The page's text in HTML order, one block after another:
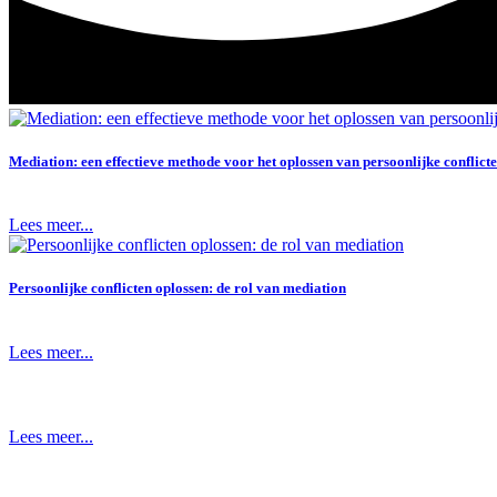
Mediation: een effectieve methode voor het oplossen van persoonlijke
Lees meer...
Persoonlijke conflicten oplossen: de rol van mediation
Lees meer...
Lees meer...